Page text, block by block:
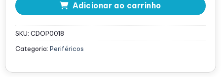
Adicionar ao carrinho
SKU: CDOP0018
Categoria: Periféricos